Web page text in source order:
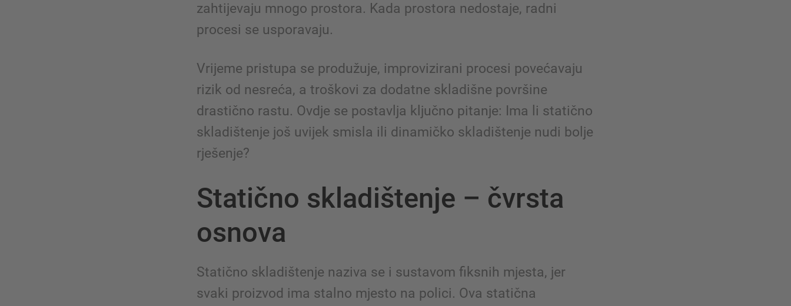
zahtijevaju mnogo prostora. Kada prostora nedostaje, radni
procesi se usporavaju.
Vrijeme pristupa se produžuje, improvizirani procesi povećavaju
rizik od nesreća, a troškovi za dodatne skladišne površine
drastično rastu. Ovdje se postavlja ključno pitanje: Ima li statično
skladištenje još uvijek smisla ili dinamičko skladištenje nudi bolje
rješenje?
Statično skladištenje – čvrsta
osnova
Statično skladištenje naziva se i sustavom fiksnih mjesta, jer
svaki proizvod ima stalno mjesto na polici. Ova statična